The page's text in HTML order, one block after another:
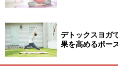
なるでしょう。また、徐々に
て20～30分跳ぶようにしてい
を揃えて単純にジャンプす
歩か2歩ずつ跳んでみると（
量も高まり、効果の高い縄
デトックスヨガ
果を高めるポー